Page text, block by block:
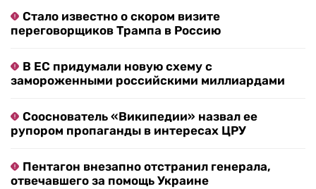
Стало известно о скором визите
переговорщиков Трампа в Россию
В ЕС придумали новую схему с
замороженными российскими миллиардами
Сооснователь «Википедии» назвал ее
рупором пропаганды в интересах ЦРУ
Пентагон внезапно отстранил генерала,
отвечавшего за помощь Украине